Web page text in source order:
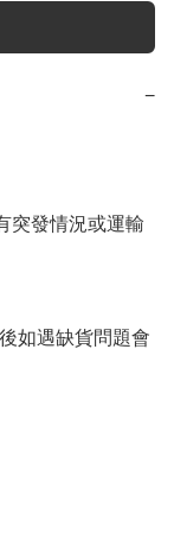
−
突發情況或運輸
如遇缺貨問題會